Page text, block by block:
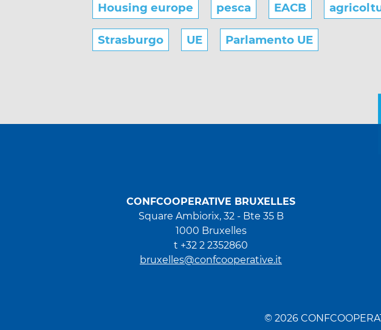
Housing europe pesca EACB
Strasburgo UE Parlamento UE
CONFCOOPERATIVE BRUXELLES
Square Ambiorix, 32 - Bte 35 B
1000 Bruxelles
t +32 2 2352860
bruxelles@confcooperative.it
© 2026